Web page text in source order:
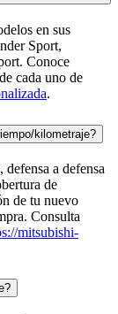
en sus
Sport,
Conoce
cada uno de
.
kilometraje?
a defensa
de
de tu nuevo
Consulta
mitsubishi-